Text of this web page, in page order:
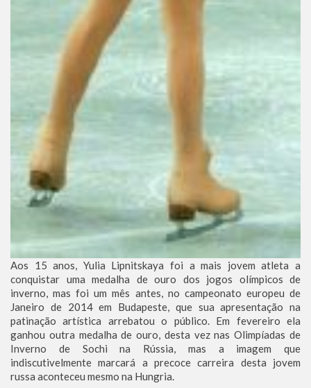
Aos 15 anos, Yulia Lipnitskaya foi a mais jovem atleta a
conquistar uma medalha de ouro dos jogos olímpicos de
inverno, mas foi um mês antes, no campeonato europeu de
Janeiro de 2014 em Budapeste, que sua apresentação na
patinação artística arrebatou o público. Em fevereiro ela
ganhou outra medalha de ouro, desta vez nas Olimpíadas de
Inverno de Sochi na Rússia, mas a imagem que
indiscutivelmente marcará a precoce carreira desta jovem
russa aconteceu mesmo na Hungria.